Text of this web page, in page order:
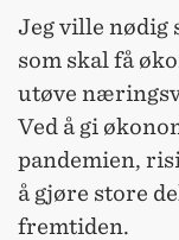
Jeg ville nødig
som skal få
utøve
Ved å gi
pandemien,
å gjøre store
fremtiden.